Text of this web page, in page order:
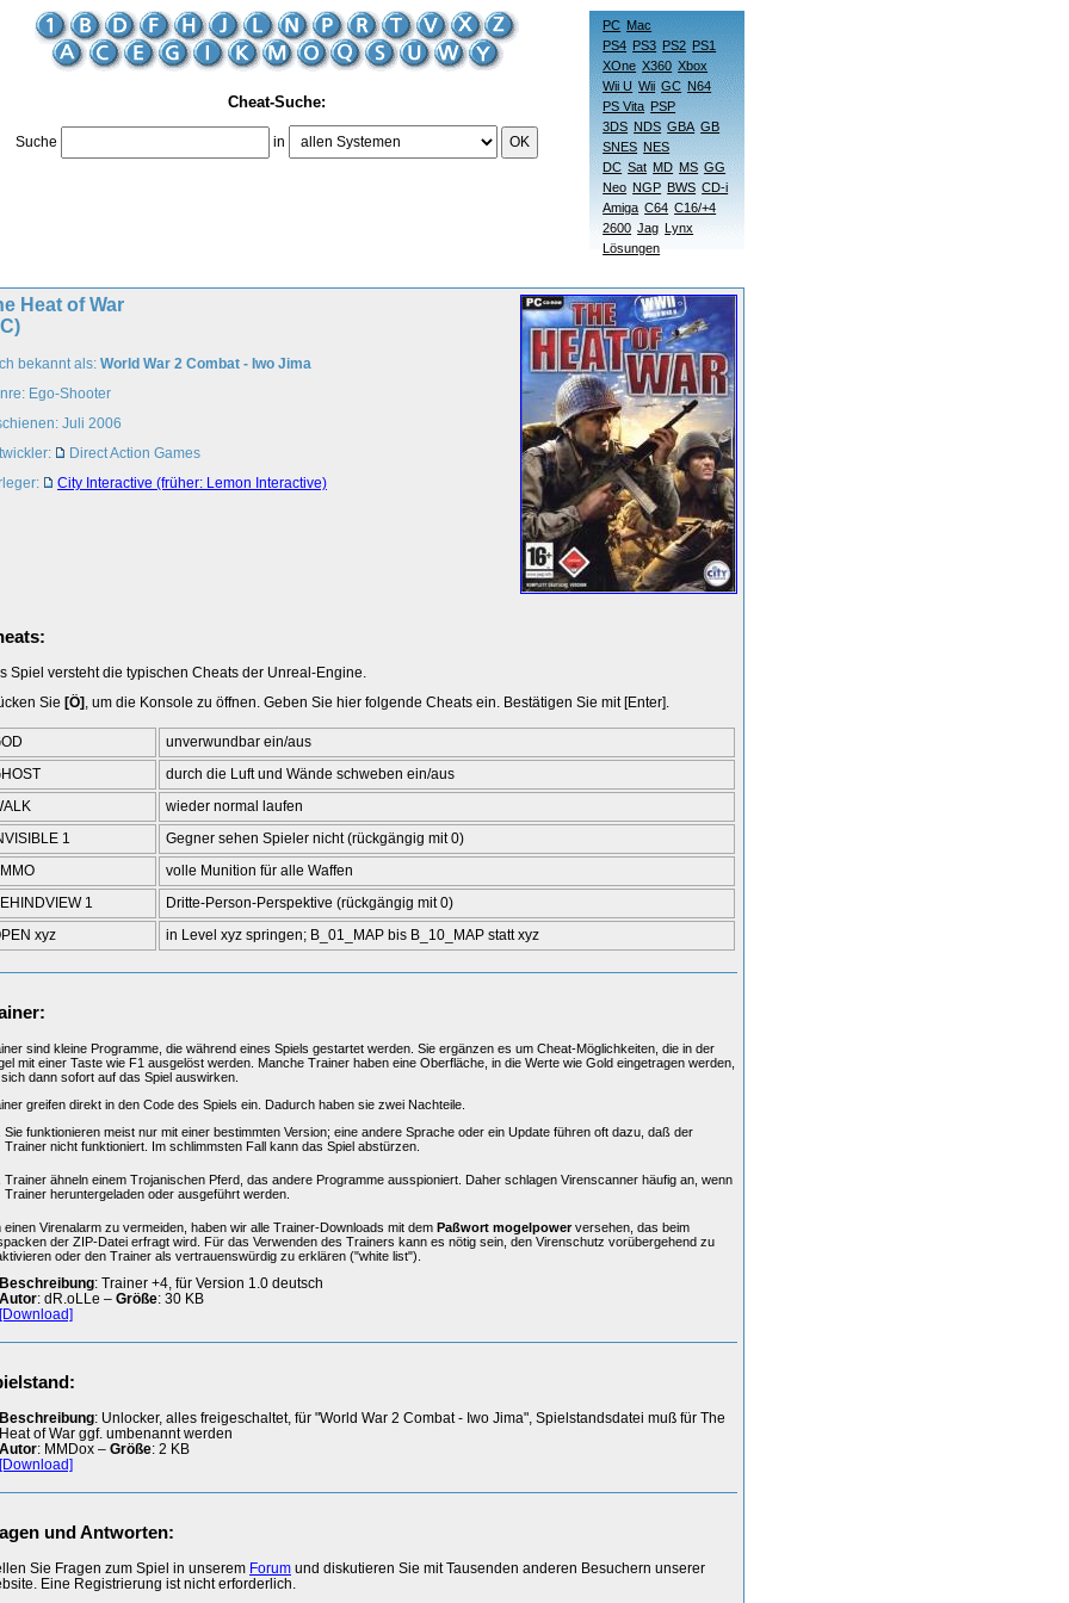
Cheat-Suche:
Suche in OK
PC Mac
PS4 PS3 PS2 PS1
XOne X360 Xbox
Wii U Wii GC N64
PS Vita PSP
3DS NDS GBA GB
SNES NES
DC Sat MD MS GG
Neo NGP BWS CD-i
Amiga C64 C16/+4
2600 Jag Lynx
Lösungen
Heat of War
bekannt als: World War 2 Combat - Iwo Jima
Ego-Shooter
Juli 2006
Direct Action Games
City Interactive (früher: Lemon Interactive)
Spiel versteht die typischen Cheats der Unreal-Engine.
Sie [Ö] , um die Konsole zu öffnen. Geben Sie hier folgende Cheats ein. Bestätigen Sie mit [Enter].
unverwundbar ein/aus
durch die Luft und Wände schweben ein/aus
wieder normal laufen
1
Gegner sehen Spieler nicht (rückgängig mit 0)
volle Munition für alle Waffen
1
Dritte-Person-Perspektive (rückgängig mit 0)
xyz
in Level xyz springen; B_01_MAP bis B_10_MAP statt xyz
sind kleine Programme, die während eines Spiels gestartet werden. Sie ergänzen es um Cheat-Möglichkeiten, die in der
mit einer Taste wie F1 ausgelöst werden. Manche Trainer haben eine Oberfläche, in die Werte wie Gold eingetragen werden,
dann sofort auf das Spiel auswirken.
greifen direkt in den Code des Spiels ein. Dadurch haben sie zwei Nachteile.
Sie funktionieren meist nur mit einer bestimmten Version; eine andere Sprache oder ein Update führen oft dazu, daß der
Trainer nicht funktioniert. Im schlimmsten Fall kann das Spiel abstürzen.
Trainer ähneln einem Trojanischen Pferd, das andere Programme ausspioniert. Daher schlagen Virenscanner häufig an, wenn
Trainer heruntergeladen oder ausgeführt werden.
einen Virenalarm zu vermeiden, haben wir alle Trainer-Downloads mit dem Paßwort mogelpowerversehen, das beim
der ZIP-Datei erfragt wird. Für das Verwenden des Trainers kann es nötig sein, den Virenschutz vorübergehend zu
oder den Trainer als vertrauenswürdig zu erklären ("white list").
Beschreibung: Trainer +4, für Version 1.0 deutsch
Autor: dR.oLLe – Größe: 30 KB
[Download]
Beschreibung: Unlocker, alles freigeschaltet, für "World War 2 Combat - Iwo Jima", Spielstandsdatei muß für The
Heat of War ggf. umbenannt werden
Autor: MMDox – Größe: 2 KB
[Download]
und Antworten:
Sie Fragen zum Spiel in unserem Forum und diskutieren Sie mit Tausenden anderen Besuchern unserer
Eine Registrierung ist nicht erforderlich.